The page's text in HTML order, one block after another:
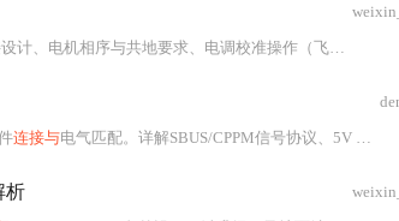
计、电机相序与共地要求、电调校准操作（飞控主导模式）、
连接与电气匹配。详解SBUS/CPPM信号协议、5V TTL电平要求、定时器通道复用机制、光耦隔离设计及安全开关硬件锁存逻辑；涵盖接收机协议验证、电调BEC供电检测、油门中立点校准、通道映射配置、电调最小油门校准等12项实操步骤；强调信号链路完整性、硬件兼容性
析